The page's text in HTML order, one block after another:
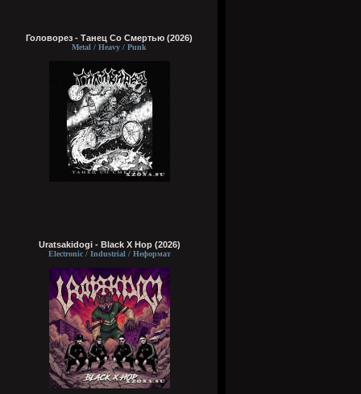
Головорез - Tанец Со Смертью (2026)
Metal / Heavy / Punk
Uratsakidogi - Black X Hop (2026)
Electronic / Industrial / Неформат